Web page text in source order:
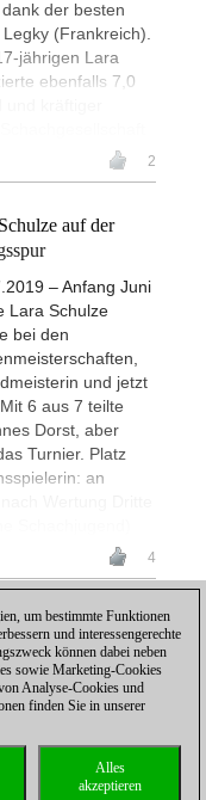
der besten
(Frankreich).
jährigen Lara
ebenfalls 7,0
2
auf der
– Anfang Juni
Lara Schulze
bei den
und jetzt
6 aus 7 teilte
Dorst, aber
Turnier. Platz
an
4
|Lizenzen
um bestimmte Funktionen
und interessengerechte
können dabei neben
sowie Marketing-Cookies
Analyse-Cookies und
finden Sie in unserer
Alles
akzeptieren